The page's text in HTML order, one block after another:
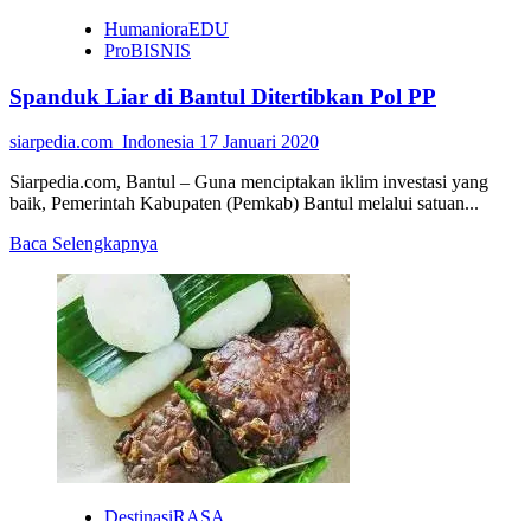
about
Pelaku
Batik
Inovasi
HumanioraEDU
ProBISNIS
Spanduk Liar di Bantul Ditertibkan Pol PP
siarpedia.com_Indonesia 17 Januari 2020
Siarpedia.com, Bantul – Guna menciptakan iklim investasi yang
baik, Pemerintah Kabupaten (Pemkab) Bantul melalui satuan...
Baca Selengkapnya
about
Spanduk
Liar
di
Bantul
Ditertibkan
Pol
PP